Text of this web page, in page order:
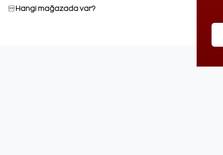
Hangi mağazada var?